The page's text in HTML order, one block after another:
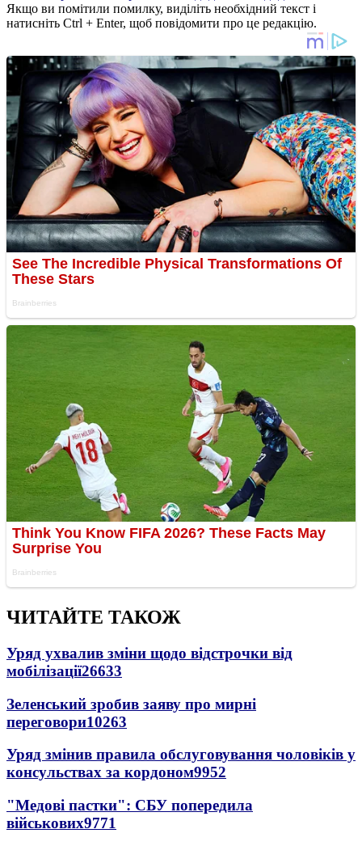
Якщо ви помітили помилку, виділіть необхідний текст і
натисніть Ctrl + Enter, щоб повідомити про це редакцію.
ЧИТАЙТЕ ТАКОЖ
Уряд ухвалив зміни щодо відстрочки від
мобілізації26633
Зеленський зробив заяву про мирні
переговори10263
Уряд змінив правила обслуговування чоловіків у
консульствах за кордоном9952
"Медові пастки": СБУ попередила
військових9771